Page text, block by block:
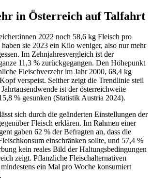
in Österreich auf Talfahrt
2022 noch 58,6 kg Fleisch pro
sie 2023 ein Kilo weniger, also nur mehr
Im Zehnjahresvergleich ist der
11,3 % zurückgegangen. Den Höhepunkt
Fleischverzehr im Jahr 2000, 68,4 kg
verspeist. Seither zeigt die Trendlinie steil
ist der österreichweite
% gesunken (Statistik Austria 2024).
sich durch die geänderten Einstellungen der
Fleisch erklären. Im Rahmen einer
gaben 62 % der Befragten an, dass die
einschränken sollte, und 57,4 %
kein reales Bild der Haltungsbedingungen
zeigt. Pflanzliche Fleischalternativen
ein Mal pro Woche konsumiert